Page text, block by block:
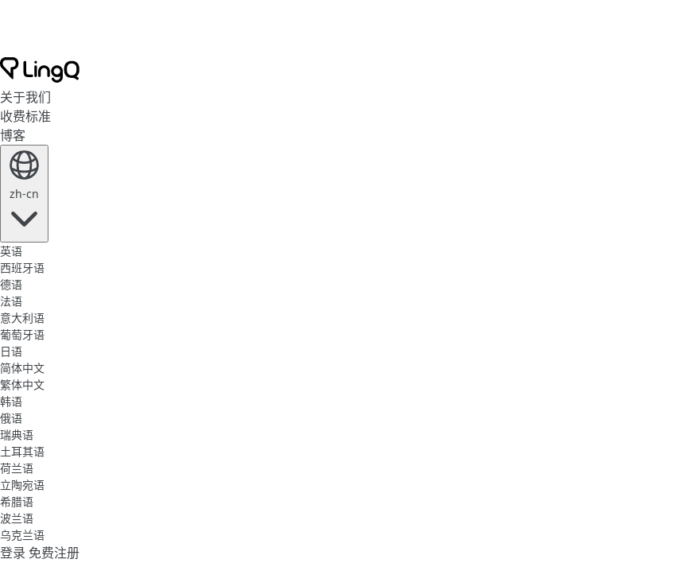
关于我们
收费标准
博客
zh-cn
英语
西班牙语
德语
法语
意大利语
葡萄牙语
日语
简体中文
繁体中文
韩语
俄语
瑞典语
土耳其语
荷兰语
立陶宛语
希腊语
波兰语
乌克兰语
登录 免费注册